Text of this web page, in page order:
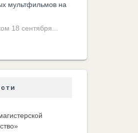
мультфильмов на
18 сентября...